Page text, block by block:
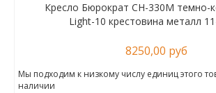
Кресло Бюрократ CH-330M темно-
Light-10 крестовина металл
8250,00 руб
Мы подходим к низкому числу единиц этого
наличии